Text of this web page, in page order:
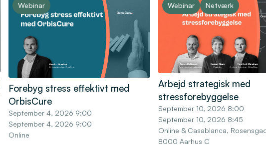
Webinar
Forebyg stress effektivt med
OrbisCure
September 4, 2026 9:00
September 4, 2026 9:00
Online
Webinar Netværk
Arbejd strategisk med
stressforebyggelse
September 10, 2026 8:00
September 10, 2026 8:45
Online & Casablanca,
8000 Aarhus C